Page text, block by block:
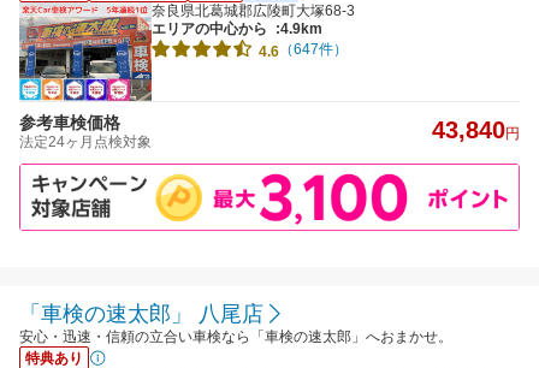
奈良県北葛城郡広陵町大塚68-3
エリアの中心から
:4.9km
4.6 （647件）
参考車検価格
法定24ヶ月点検対象 43,840円
「車検の速太郎」 八尾店
安心・迅速・信頼の立合い車検なら「車検の速太郎」へおまかせ。
特典あり